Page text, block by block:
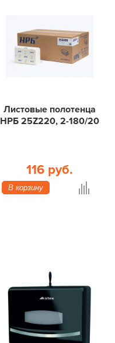
Листовые полотенца
НРБ 25Z220, 2-180/20
116 руб.
В корзину